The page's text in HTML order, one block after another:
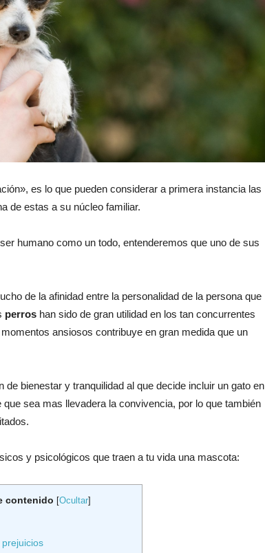
es lo que pueden considerar a primera instancia las
de estas a su núcleo familiar.
humano como un todo, entenderemos que uno de sus
de la afinidad entre la personalidad de la persona que
perros han sido de gran utilidad en los tan concurrentes
ansiosos contribuye en gran medida que un
de bienestar y tranquilidad al que decide incluir un gato en
sea mas llevadera la convivencia, por lo que también
y psicológicos que traen a tu vida una mascota:
contenido [Ocultar]